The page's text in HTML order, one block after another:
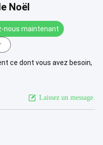
Noël
nous maintenant
ce dont vous avez besoin,
Laissez un message.